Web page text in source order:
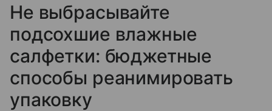
Не выбрасывайте
подсохшие влажные
салфетки: бюджетные
способы реанимировать
упаковку